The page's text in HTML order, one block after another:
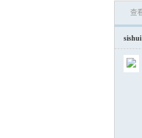
查
sishui